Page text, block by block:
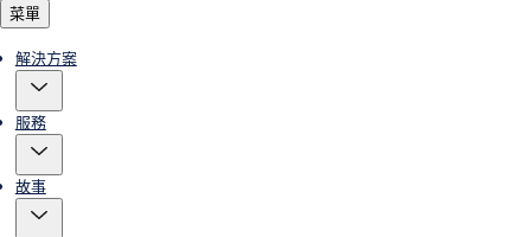
菜單
解決方案
服務
故事